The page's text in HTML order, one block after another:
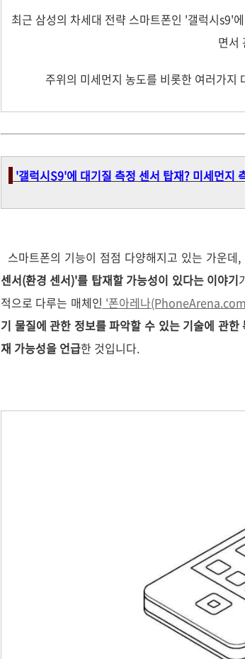
최근 삼성의 차세대 전략 스마트폰인 '갤럭시s9'
면서
주위의 미세먼지 농도를 비롯한 여러가
- '갤럭시S9'에 대기질 측정 센서 탑재? 미세먼지
스마트폰의 기능이 점점 다양해지고 있는 가운데,
센서(환경 센서)'를 탑재할 가능성이 있다는 이야기
적으로 다루는 매체인 '폰아레나
기 물질에 관한 정보를 파악할 수 있는 기술에 관
재 가능성을 언급한 것입니다.